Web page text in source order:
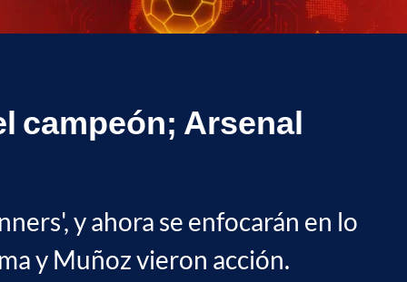
campeón; Arsenal
y ahora se enfocarán en lo
y Muñoz vieron acción.